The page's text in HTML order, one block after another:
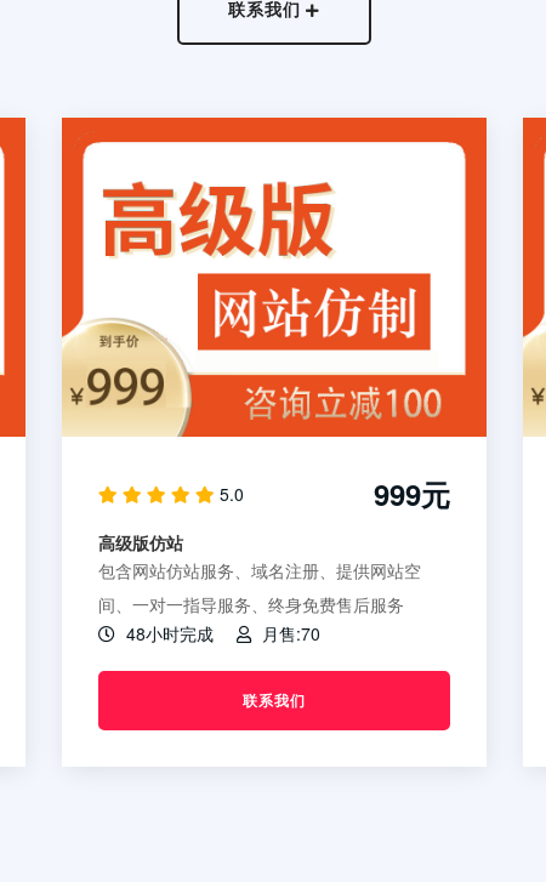
联系我们
5.0 999元
高级版仿站
包含网站仿站服务、域名注册、提供网站空
间、一对一指导服务、终身免费售后服务
48小时完成
月售:70
联系我们